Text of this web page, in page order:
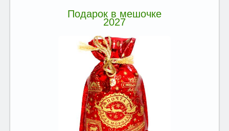
Подарок в мешочке
2027